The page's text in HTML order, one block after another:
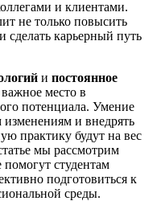
и клиентами.
не только повысить
сделать карьерный путь
и постоянное
место в
потенциала. Умение
изменениям и внедрять
практику будут на вес
мы рассмотрим
студентам
подготовиться к
среды.